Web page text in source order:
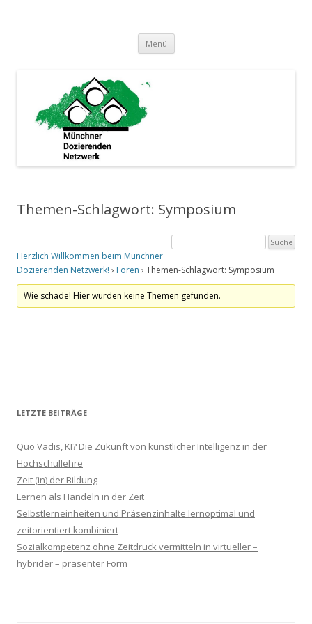
Menü Springe
Inhalt
Themen-Schlagwort: Symposium
Herzlich Willkommen beim Münchner
Dozierenden Netzwerk! › Foren › Themen-Schlagwort: Symposium
Wie schade! Hier wurden keine Themen gefunden.
LETZTE BEITRÄGE
Quo Vadis, KI? Die Zukunft von künstlicher Intelligenz in der
Hochschullehre
Zeit (in) der Bildung
Lernen als Handeln in der Zeit
Selbstlerneinheiten und Präsenzinhalte lernoptimal und
zeitorientiert kombiniert
Sozialkompetenz ohne Zeitdruck vermitteln in virtueller –
hybrider – präsenter Form